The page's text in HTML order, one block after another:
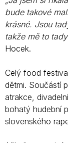
bude takové
krásné. Jsou
takže mě to
Hocek.
Celý food
dětmi. Součástí
atrakce,
bohatý hudební
slovenského